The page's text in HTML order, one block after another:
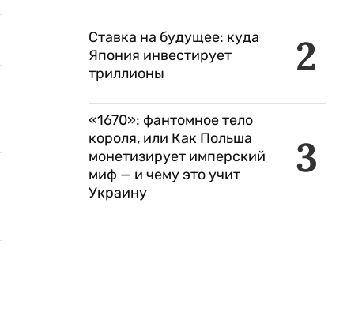
2
Ставка на будущее: куда
Япония инвестирует
триллионы
3
«1670»: фантомное тело
короля, или Как Польша
монетизирует имперский
миф — и чему это учит
Украину